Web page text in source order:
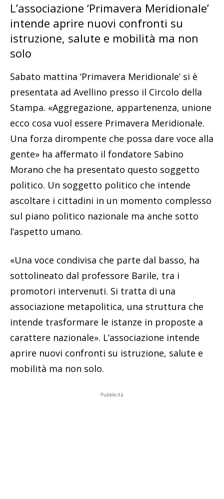
L’associazione ‘Primavera Meridionale’
intende aprire nuovi confronti su
istruzione, salute e mobilità ma non
solo
Sabato mattina ‘Primavera Meridionale’ si è
presentata ad Avellino presso il Circolo della
Stampa. «Aggregazione, appartenenza, unione
ecco cosa vuol essere Primavera Meridionale.
Una forza dirompente che possa dare voce alla
gente» ha affermato il fondatore Sabino
Morano che ha presentato questo soggetto
politico. Un soggetto politico che intende
ascoltare i cittadini in un momento complesso
sul piano politico nazionale ma anche sotto
l’aspetto umano.
«Una voce condivisa che parte dal basso, ha
sottolineato dal professore Barile, tra i
promotori intervenuti. Si tratta di una
associazione metapolitica, una struttura che
intende trasformare le istanze in proposte a
carattere nazionale». L’associazione intende
aprire nuovi confronti su istruzione, salute e
mobilità ma non solo.
Pubblicità